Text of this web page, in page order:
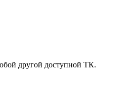
другой доступной ТК.